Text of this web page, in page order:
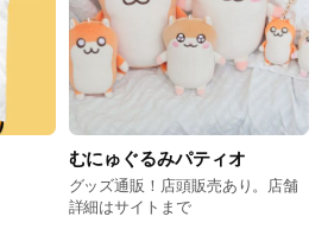
むにゅぐるみパティオ
グッズ通販！店頭販売あり。店舗
詳細はサイトまで